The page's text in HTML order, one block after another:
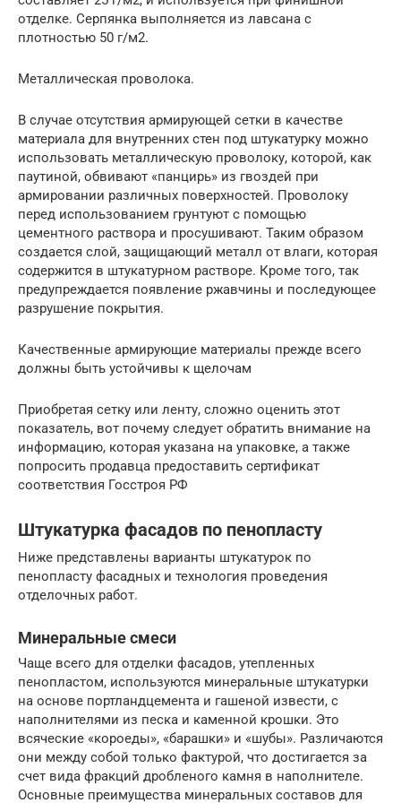
отделке. Серпянка выполняется из лавсана с
плотностью 50 г/м2.
Металлическая проволока.
В случае отсутствия армирующей сетки в качестве
материала для внутренних стен под штукатурку можно
использовать металлическую проволоку, которой, как
паутиной, обвивают «панцирь» из гвоздей при
армировании различных поверхностей. Проволоку
перед использованием грунтуют с помощью
цементного раствора и просушивают. Таким образом
создается слой, защищающий металл от влаги, которая
содержится в штукатурном растворе. Кроме того, так
предупреждается появление ржавчины и последующее
разрушение покрытия.
Качественные армирующие материалы прежде всего
должны быть устойчивы к щелочам
Приобретая сетку или ленту, сложно оценить этот
показатель, вот почему следует обратить внимание на
информацию, которая указана на упаковке, а также
попросить продавца предоставить сертификат
соответствия Госстроя РФ
Штукатурка фасадов по пенопласту
Ниже представлены варианты штукатурок по
пенопласту фасадных и технология проведения
отделочных работ.
Минеральные смеси
Чаще всего для отделки фасадов, утепленных
пенопластом, используются минеральные штукатурки
на основе портландцемента и гашеной извести, с
наполнителями из песка и каменной крошки. Это
всяческие «короеды», «барашки» и «шубы». Различаются
они между собой только фактурой, что достигается за
счет вида фракций дробленого камня в наполнителе.
Основные преимущества минеральных составов для